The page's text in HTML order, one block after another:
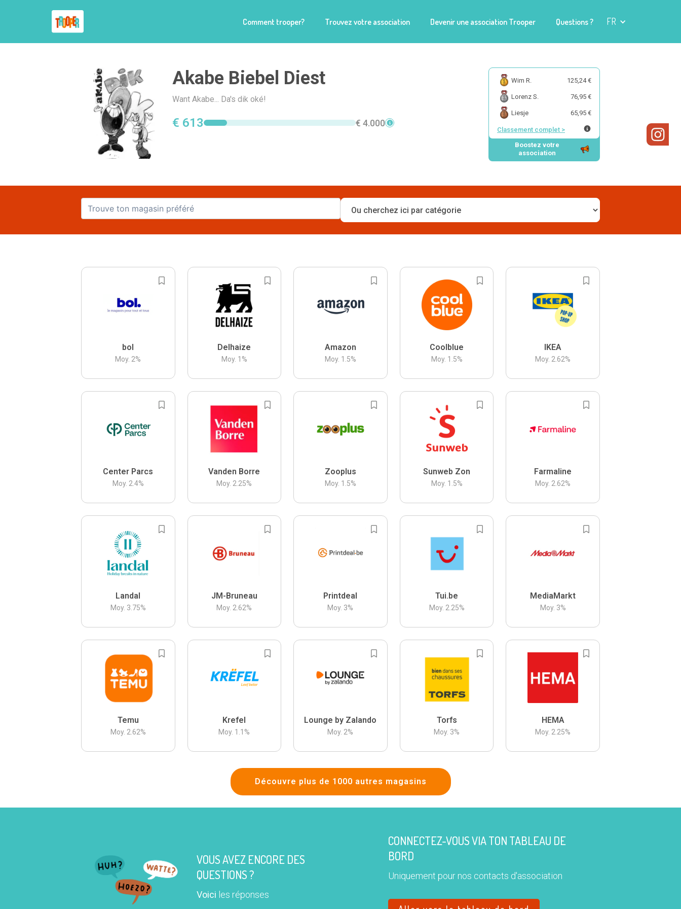
Comment trooper? Trouvez votre association Devenir une association Trooper Questions ? FR
Akabe Biebel Diest
Want Akabe... Da's dik oké!
€ 613 € 4.000
Wim R. 125,24 €
Lorenz S. 76,95 €
Liesje 65,95 €
Classement complet >
Boostez votre
association
bol
Moy. 2%
Delhaize
Moy. 1 %
Amazon
Moy. 1.5%
Coolblue
Moy. 1.5%
IKEA
Moy. 2.62%
Center Parcs
Moy. 2.4%
Vanden Borre
Moy. 2.25%
Zooplus
Moy. 1.5%
Sunweb Zon
Moy. 1.5%
Farmaline
Moy. 2.62%
Landal
Moy. 3.75%
JM-Bruneau
Moy. 2.62%
Printdeal
Moy. 3%
Tui.be
Moy. 2.25%
MediaMarkt
Moy. 3%
Temu
Moy. 2.62%
Krefel
Moy. 1.1 %
Lounge by Zalando
Moy. 2%
Torfs
Moy. 3%
HEMA
Moy. 2.25%
Découvre plus de 1000 autres magasins
VOUS AVEZ ENCORE DES
QUESTIONS ?
Voici les réponses
CONNECTEZ-VOUS VIA TON TABLEAU DE
BORD
Uniquement pour nos contacts d'association